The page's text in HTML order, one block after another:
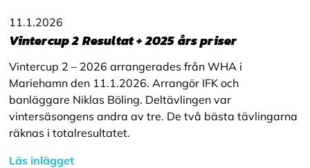
11.1.2026
Vintercup 2 Resultat + 2025 års priser
Vintercup 2 – 2026 arrangerades från WHA i
Mariehamn den 11.1.2026. Arrangör IFK och
banläggare Niklas Böling. Deltävlingen var
vintersäsongens andra av tre. De två bästa tävlingarna
räknas i totalresultatet.
Läs inlägget